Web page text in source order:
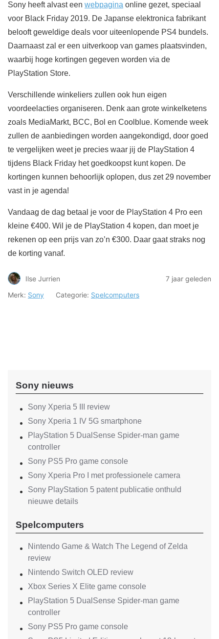
Sony heeft alvast een webpagina online gezet, speciaal
voor Black Friday 2019. De Japanse elektronica fabrikant
belooft geweldige deals voor uiteenlopende PS4 bundels.
Daarnaast zal er een uitverkoop van games plaatsvinden,
waarbij hoge kortingen gegeven worden via de
PlayStation Store.
Verschillende winkeliers zullen ook hun eigen
voordeelacties organiseren. Denk aan grote winkelketens
zoals MediaMarkt, BCC, Bol en Coolblue. Komende week
zullen de aanbiedingen worden aangekondigd, door goed
te vergelijken weet je precies waar jij de PlayStation 4
tijdens Black Friday het goedkoopst kunt kopen. De
kortingen kunnen behoorlijk oplopen, dus zet 29 november
vast in je agenda!
Vandaag de dag betaal je voor de PlayStation 4 Pro een
kleine €400. Wil je de PlayStation 4 kopen, dan moet je
rekenen op een prijs van zo’n €300. Daar gaat straks nog
de korting vanaf.
Ilse Jurrien
7 jaar geleden
Merk: Sony Categorie: Spelcomputers
Sony nieuws
Sony Xperia 5 III review
Sony Xperia 1 IV 5G smartphone
PlayStation 5 DualSense Spider-man game
controller
Sony PS5 Pro game console
Sony Xperia Pro I met professionele camera
Sony PlayStation 5 patent publicatie onthuld
nieuwe details
Spelcomputers
Nintendo Game & Watch The Legend of Zelda
review
Nintendo Switch OLED review
Xbox Series X Elite game console
PlayStation 5 DualSense Spider-man game
controller
Sony PS5 Pro game console